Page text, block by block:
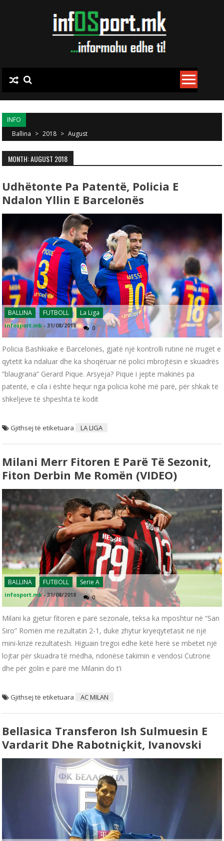
INFO
Ballina > 2018 > August
MONTH: AUGUST 2018
Udhëtonte Pa Patentë, Policia E
Ndalon Yllin E Barcelonës
BALLINA FUTBOLL La Liga
infosport.mk -31/08/2018 0
Policia Bashkiake e Barcelonës, gjatë një kontrolli rutinë në rrugët e
qytetit ka ndaluar dhe ka shoqëruar në polici mbrojtësin e skuadrës
“blaugrana” Gerard Pique. Arsyeja? Pique i jepte makinës pa
patentë, e cila i është hequr nga policia kohë më parë, për shkak të
shkeljeve të shpeshta të kodit
Gjithsej të etiketuara LA LIGA
Milani Merr Fitoren E Parë Të Sezonit,
Fiton Derbin Me Romën (VIDEO)
BALLINA FUTBOLL Serie A
infosport.mk -31/08/2018 0
Milani ka gjetur fitoren e parë sezonale, teksa ka mposhtur në “San
Siro” Romën me rezultatin 2-1, duke zhytur kryeqytetasit në një
mini-krizë rezultatesh. Higuain tregoi edhe këtë herë se mbetet një
lojtar për skuadra të mëdha, ndonëse takimin e vendosi Cutrone
dhe për golin e parë me Milanin do t’i
Gjithsej të etiketuara AC MILAN
Bellasica Transferon Ish Sulmuesin E
Vardarit Dhe Rabotniçkit, Ivanovski